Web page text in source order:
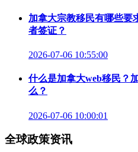
加拿大宗教移民有哪些要
者签证？
2026-07-06 10:55:00
什么是加拿大web移民？
么？
2026-07-06 10:00:01
全球政策资讯